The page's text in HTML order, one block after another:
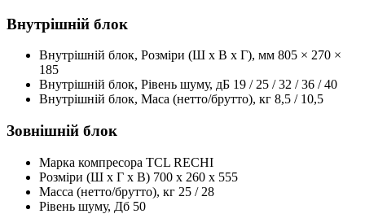
Внутрішній блок
Внутрішній блок, Розміри (Ш x В x Г), мм 805 × 270 ×
185
Внутрішній блок, Рівень шуму, дБ 19 / 25 / 32 / 36 / 40
Внутрішній блок, Маса (нетто/брутто), кг 8,5 / 10,5
Зовнішній блок
Марка компресора TCL RECHI
Розміри (Ш x Г x В) 700 x 260 x 555
Масса (нетто/брутто), кг 25 / 28
Рівень шуму, Дб 50